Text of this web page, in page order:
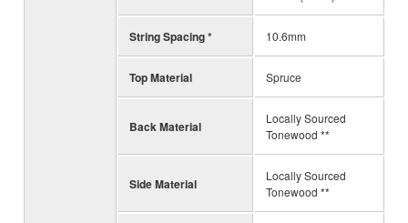
String Spacing * 10.6mm
Top Material Spruce
Back Material
Locally Sourced
Tonewood **
Side Material
Locally Sourced
Tonewood **